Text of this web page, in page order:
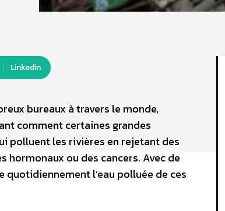
Linkedin
bureaux à travers le monde,
comment certaines grandes
polluent les rivières en rejetant des
ou des cancers. Avec de
l’eau polluée de ces